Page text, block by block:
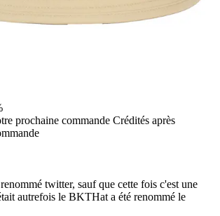
prochaine commande Crédités après
twitter, sauf que cette fois c'est une
autrefois le BKTHat a été renommé le